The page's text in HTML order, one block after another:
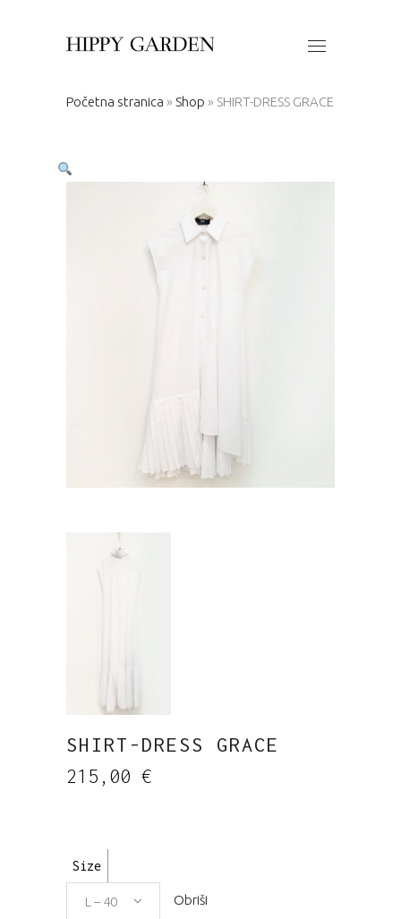
Početna stranica » Shop » SHIRT-DRESS GRACE
SHIRT-DRESS GRACE
215,00 €
Size
L – 40 Obriši